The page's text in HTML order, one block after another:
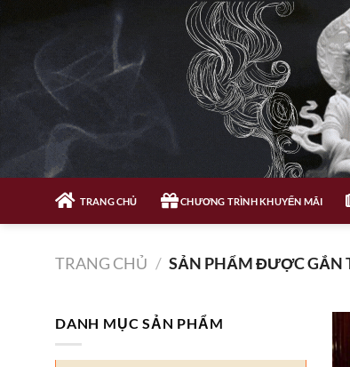
qua
TRANG CHỦ CHƯƠNG TRÌNH KHUYẾN MÃI
TRANG CHỦ / SẢN PHẨM ĐƯỢC GẮN
DANH MỤC SẢN PHẨM